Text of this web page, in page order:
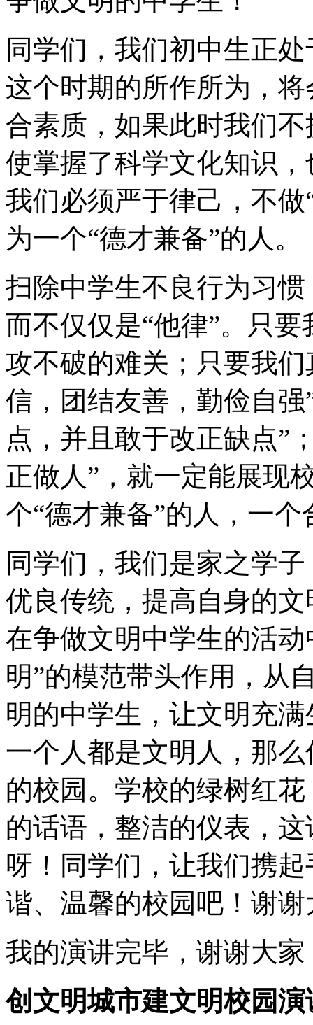
同学们，我们初中生正
这个时期的所作所为，
合素质，如果此时我们
使掌握了科学文化知识
我们必须严于律己，不
为一个“德才兼备”的人。
扫除中学生不良行为习
而不仅仅是“他律”。只
攻不破的难关；只要我
信，团结友善，勤俭自
点，并且敢于改正缺点”
正做人”，就一定能展现
个“德才兼备”的人，一
同学们，我们是家之学
优良传统，提高自身的
在争做文明中学生的活
明”的模范带头作用，从
明的中学生，让文明充
一个人都是文明人，那
的校园。学校的绿树红
的话语，整洁的仪表，
呀！同学们，让我们携
谐、温馨的校园吧！谢谢
我的演讲完毕，谢谢大家
创文明城市建文明校园演